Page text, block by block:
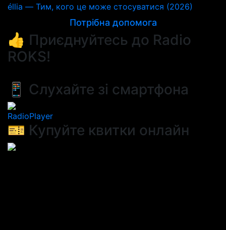
éllia — Тим, кого це може стосуватися (2026)
Потрібна допомога
👍 Приєднуйтесь до Radio
ROKS!
📱 Слухайте зі смартфона
RadioPlayer
🎫 Купуйте квитки онлайн